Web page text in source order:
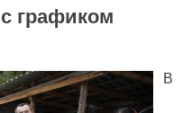
графиком
В